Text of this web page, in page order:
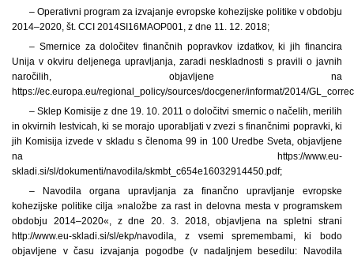
– Operativni program za izvajanje evropske kohezijske politike v obdobju
2014–2020, št. CCI 2014SI16MAOP001, z dne 11. 12. 2018;
– Smernice za določitev finančnih popravkov izdatkov, ki jih financira
Unija v okviru deljenega upravljanja, zaradi neskladnosti s pravili o javnih
naročilih, objavljene na
https://ec.europa.eu/regional_policy/sources/docgener/informat/2014/
– Sklep Komisije z dne 19. 10. 2011 o določitvi smernic o načelih, merilih
in okvirnih lestvicah, ki se morajo uporabljati v zvezi s finančnimi popravki, ki
jih Komisija izvede v skladu s členoma 99 in 100 Uredbe Sveta, objavljene
na https://www.eu-
skladi.si/sl/dokumenti/navodila/skmbt_c654e16032914450.pdf;
– Navodila organa upravljanja za finančno upravljanje evropske
kohezijske politike cilja »naložbe za rast in delovna mesta v programskem
obdobju 2014–2020«, z dne 20. 3. 2018, objavljena na spletni strani
http://www.eu-skladi.si/sl/ekp/navodila, z vsemi spremembami, ki bodo
objavljene v času izvajanja pogodbe (v nadaljnjem besedilu: Navodila